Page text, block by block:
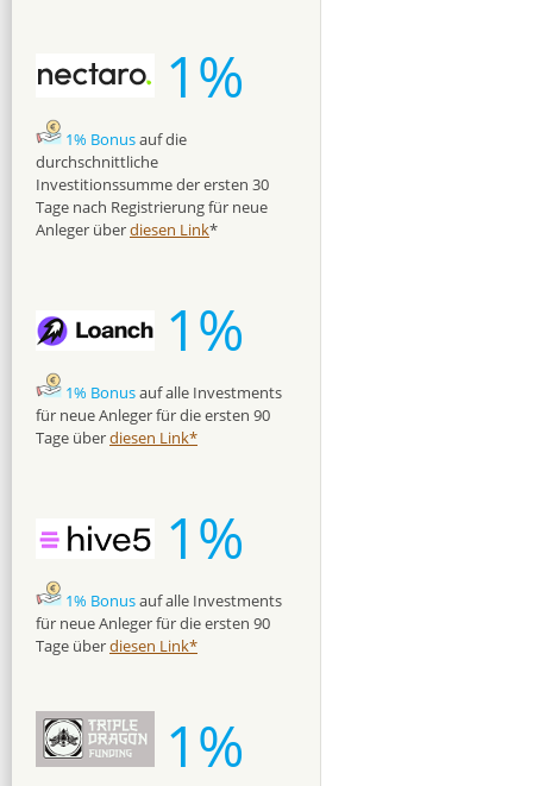
1%
1% Bonusauf die
durchschnittliche
Investitionssumme der ersten 30
Tage nach Registrierung für neue
Anleger überdiesen Link*
1%
1% Bonusauf alle Investments
für neue Anleger für die ersten 90
Tage überdiesen Link*
1%
1% Bonusauf alle Investments
für neue Anleger für die ersten 90
Tage überdiesen Link*
1%